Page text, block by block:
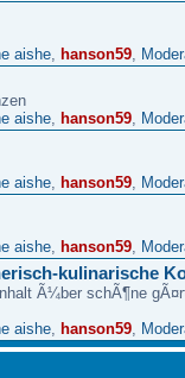
aishe hanson59
aishe hanson59
aishe hanson59
aishe hanson59
kulinarische
Ã¼ber schÃ¶ne
aishe hanson59